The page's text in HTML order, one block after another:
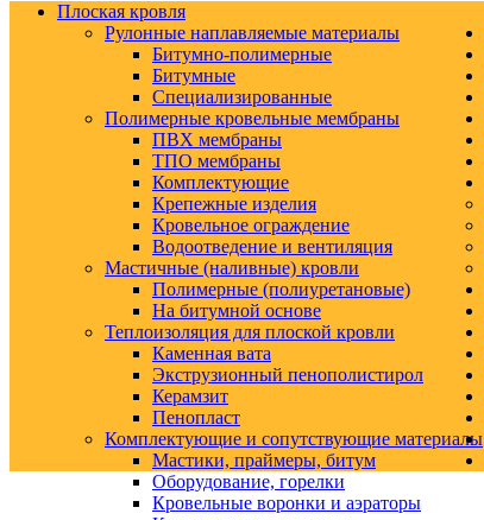
Плоская кровля
Рулонные наплавляемые материалы
Битумно-полимерные
Битумные
Специализированные
Полимерные кровельные мембраны
ПВХ мембраны
ТПО мембраны
Комплектующие
Крепежные изделия
Кровельное ограждение
Водоотведение и вентиляция
Мастичные (наливные) кровли
Полимерные (полиуретановые)
На битумной основе
Теплоизоляция для плоской кровли
Каменная вата
Экструзионный пенополистирол
Керамзит
Пенопласт
Комплектующие и сопутствующие материалы
Мастики, праймеры, битум
Оборудование, горелки
Кровельные воронки и аэраторы